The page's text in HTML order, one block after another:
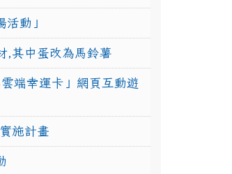
動」
,其中蛋改為馬鈴薯
端幸運卡」網頁互動遊
施計畫